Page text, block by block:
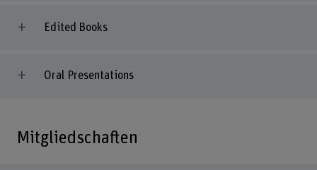
Edited Books
Oral Presentations
Mitgliedschaften